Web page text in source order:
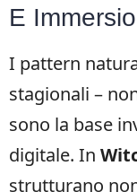
E
I pattern
stagionali –
sono la base
digitale. In
strutturano